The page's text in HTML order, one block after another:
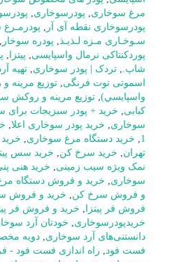
مرغ سوخاری, پودرسوخاری,
پودرسوخاری نقطه آی آر ,
سـوخـاری مـزه لـذیـذ, پودره سوخار ,
پوردکنتاکی نرمال واسپایسی, پیتزا ,
شاپ., تردک | پودر سوخاری, تهيه
اسموتی توت فرنگی, توزيع مرينه
واسپايسي), توزیع مرینه و روکش
کبابی, خرید + پودر سبزیجات برای
سوخاری, خرید پودر سوخاری اعلا,
1
, خرید دستگاه مرغ سوخاری,
تهران, خرید سرخ کن, خرید سس
نمک ویژه سیب زمینی, خرید هنی
سوخاری, خرید و فروش دستگاه
و فروش سرخ کن, خرید و فروش
فروش فر پیتزا , خرید و فروش فر
خریدپودرسوخاری, خودتان آرد
دانستنی‌های آرد سوخاری, دویه
فست فود, راه اندازی فست فود -